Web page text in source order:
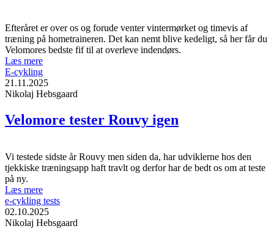
Efteråret er over os og forude venter vintermørket og timevis af
træning på hometraineren. Det kan nemt blive kedeligt, så her får du
Velomores bedste fif til at overleve indendørs.
Læs mere
E-cykling
21.11.2025
Nikolaj Hebsgaard
Velomore tester Rouvy igen
Vi testede sidste år Rouvy men siden da, har udviklerne hos den
tjekkiske træningsapp haft travlt og derfor har de bedt os om at teste
på ny.
Læs mere
e-cykling tests
02.10.2025
Nikolaj Hebsgaard